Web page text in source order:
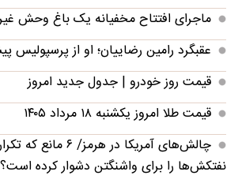
ماجرای افتتاح مخفیانه یک باغ وحش
عقبگرد رامین رضاییان؛ او از پرسپولیس
قیمت روز خودرو | جدول جدید امروز
قیمت طلا امروز یکشنبه ۱۸ مرداد ۱۴۰۵
چالش‌های آمریکا در
نفتکش‌ها را برای واشنگتن دشوار کرده‌ است؟